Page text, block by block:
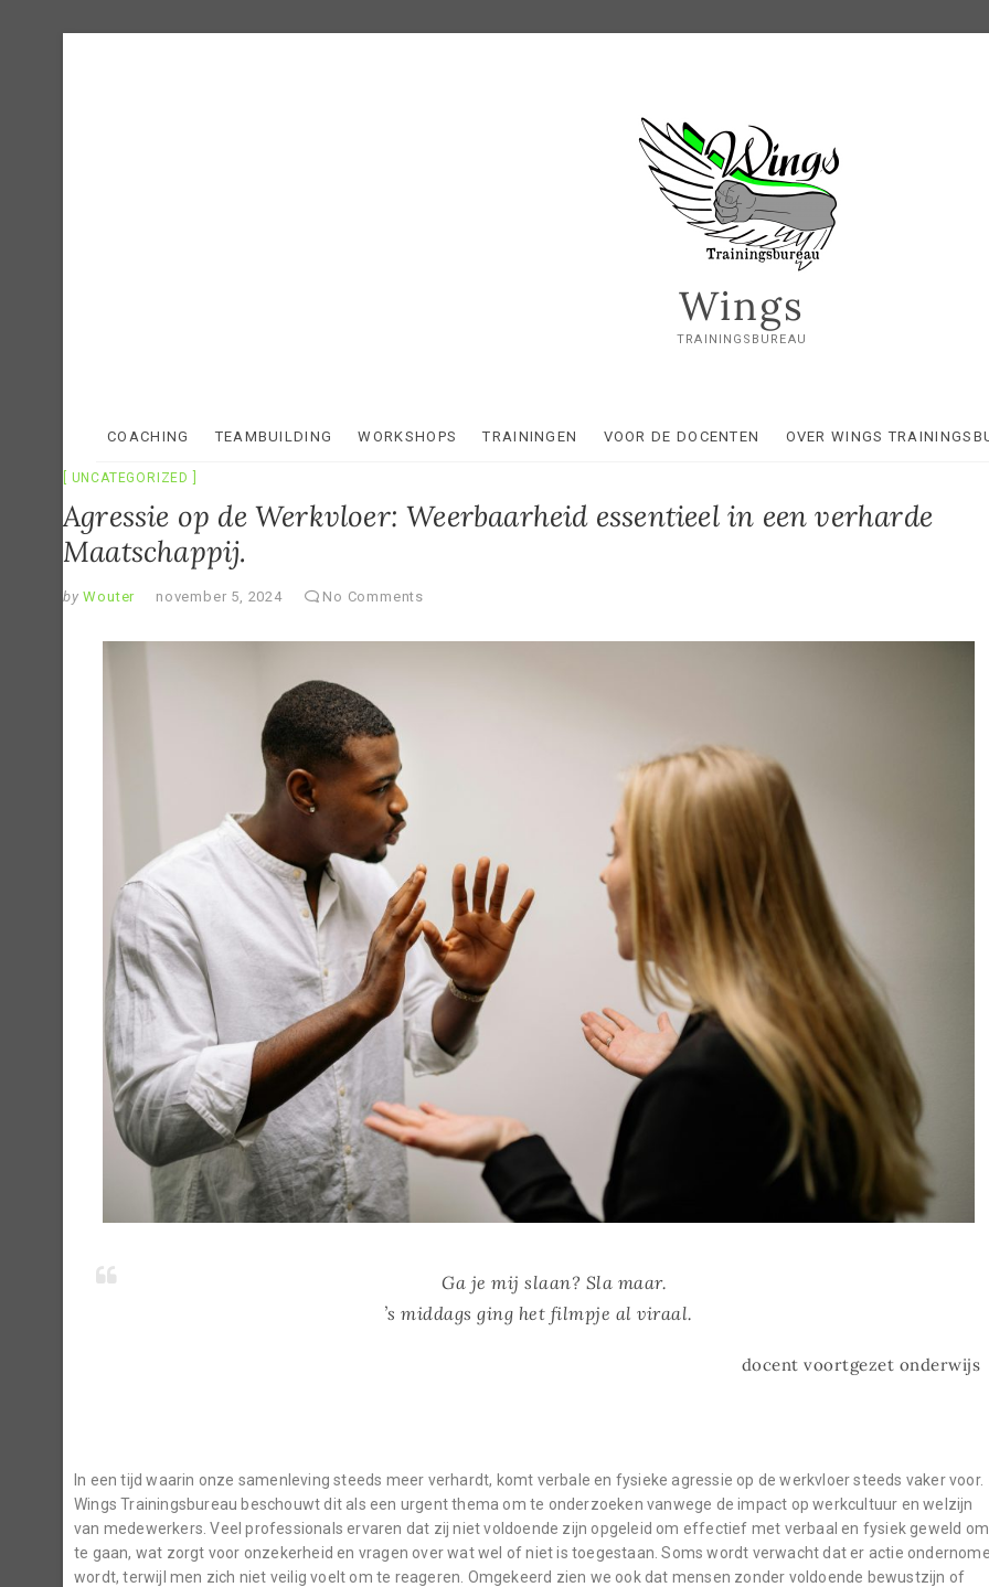
Wings
TRAININGSBUREAU
COACHING TEAMBUILDING WORKSHOPS TRAININGEN VOOR DE DOCENTEN OVER WINGS
UNCATEGORIZED
Agressie op de Werkvloer: Weerbaarheid essentieel in een verharde
Maatschappij.
by Wouter november 5, 2024 No Comments
Ga je mij slaan? Sla maar.
’s middags ging het filmpje al viraal.
docent voortgezet onderwijs
In een tijd waarin onze samenleving steeds meer verhardt, komt verbale en fysieke agressie op de werkvloer steeds vaker voor.
Wings Trainingsbureau beschouwt dit als een urgent thema om te onderzoeken vanwege de impact op werkcultuur en welzijn
van medewerkers. Veel professionals ervaren dat zij niet voldoende zijn opgeleid om effectief met verbaal en fysiek geweld om
te gaan, wat zorgt voor onzekerheid en vragen over wat wel of niet is toegestaan. Soms wordt verwacht dat er actie
wordt, terwijl men zich niet veilig voelt om te reageren. Omgekeerd zien we ook dat mensen zonder voldoende bewustzijn of